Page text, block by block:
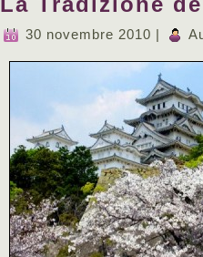
30 novembre 2010 |